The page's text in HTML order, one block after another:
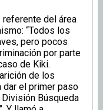
referente del área
“Todos los
pero pocos
por parte
de Kiki.
de los
el primer paso
Búsqueda